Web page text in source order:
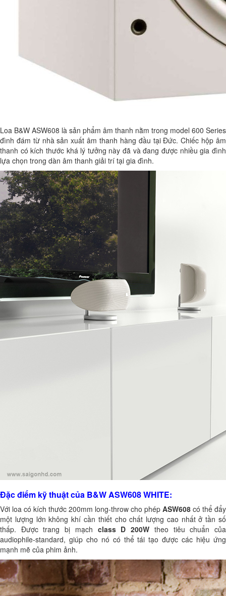
Loa B&W ASW608 là sản phẩm âm thanh nằm trong model 600 Series
đình đám từ nhà sản xuất âm thanh hàng đầu tại Đức. Chiếc hộp âm
thanh có kích thước khá lý tưởng này đã và đang được nhiều gia đình
lựa chọn trong dàn âm thanh giải trí tại gia đình.
Đặc điểm kỹ thuật của B&W ASW608 WHITE:
Với loa có kích thước 200mm long-throw cho phép ASW608 có thể đẩy
một lượng lớn không khí cần thiết cho chất lượng cao nhất ở tần số
thấp. Được trang bị mạch class D 200W theo tiêu chuẩn của
audiophile-standard, giúp cho nó có thể tái tạo được các hiệu ứng
mạnh mẽ của phim ảnh.